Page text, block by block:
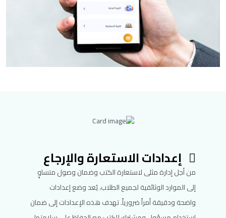
إعدادات الاستعارة والإرجاع
من أجل إدارة مثلى لاستعارة الكتب وضمان وصول متساوٍ
إلى الموارد الوثائقية لجميع الطلاب، يُعد وضع إعدادات
واضحة ودقيقة أمراً ضرورياً. تهدف هذه الإعدادات إلى ضمان